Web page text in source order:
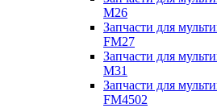
M26
Запчасти для
FM27
Запчасти для
M31
Запчасти для
FM4502